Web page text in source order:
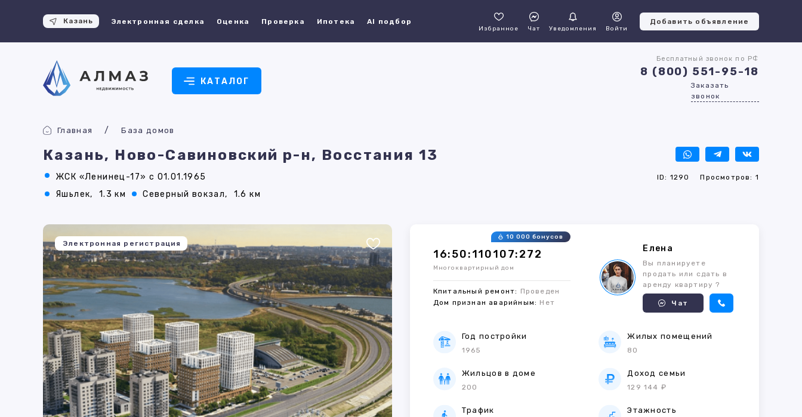
Казань Электронная сделка Оценка Проверка Ипотека AI подбор
Избранное Чат Уведомления Войти
Добавить объявление
КАТАЛОГ
Бесплатный звонок по РФ
8 (800) 551-95-18
Заказать
звонок
Главная База домов
Казань, Ново-Савиновский р-н, Восстания 13
ЖСК «Ленинец-17» с 01.01.1965 ID: 1290 Просмотров: 1
Яшьлек, 1.3 км Северный вокзал, 1.6 км
Электронная регистрация
16:50:110107:272
10 000 бонусов
Многоквартирный дом
Кпитальный ремонт: Проведен
Дом признан аварийным: Нет
Елена
Вы планируете
продать или сдать в
аренду квартиру ?
Чат
Год постройки
1965
Жилых помещений
80
Жильцов в доме
200
Доход семьи
129 144 ₽
Трафик Этажность